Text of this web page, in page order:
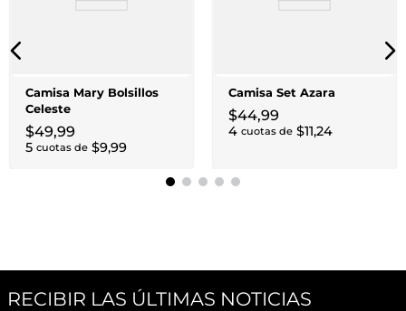
Camisa Mary Bolsillos
Celeste
$49,99
5 cuotas de $9,99
Camisa Set Azara
$44,99
4 cuotas de $11,24
RECIBIR LAS ÚLTIMAS NOTICIAS